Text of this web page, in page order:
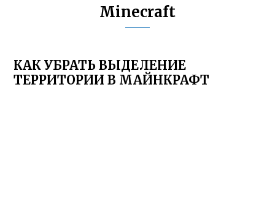
Minecraft
КАК УБРАТЬ ВЫДЕЛЕНИЕ
ТЕРРИТОРИИ В МАЙНКРАФТ